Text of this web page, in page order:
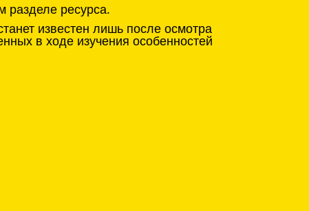
разделе ресурса.
известен лишь после осмотра
в ходе изучения особенностей